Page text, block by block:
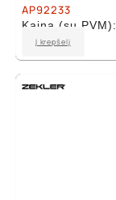
AP92233
Kaina (su PVM):
Į krepšelį